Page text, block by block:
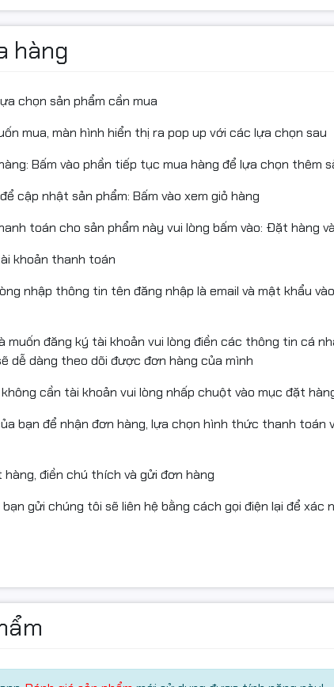
– Hình ảnh sắc nét, màu
nềnIPScao cấp cho khả năng tái tạo màu sắc đồng
IPS trên VY229HF:
màu khi nhìn nghiêng
rõ ràng, sắc nét trong nhiều điều kiện ánh sáng khác
hàng
chọn sản phẩm cần mua
mua, màn hình hiển thị ra pop up với các lựa chọn sau
Bấm vào phần tiếp tục mua hàng để lựa chọn thêm
cập nhật sản phẩm: Bấm vào xem giỏ hàng
toán cho sản phẩm này vui lòng bấm vào: Đặt hàng
khoản thanh toán
nhập thông tin tên đăng nhập là email và mật khẩu
muốn đăng ký tài khoản vui lòng điền các thông tin cá
dễ dàng theo dõi được đơn hàng của mình
cần tài khoản vui lòng nhấp chuột vào mục đặt
bạn để nhận đơn hàng, lựa chọn hình thức thanh toán
điền chú thích và gửi đơn hàng
gửi chúng tôi sẽ liên hệ bằng cách gọi điện lại để xác